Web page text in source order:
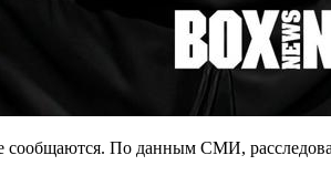
По данным СМИ,